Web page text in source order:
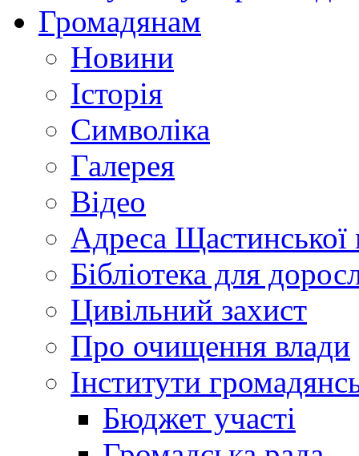
Громадянам
Новини
Історія
Символіка
Галерея
Відео
Адреса Щастинської
Бібліотека для
Цивільний захист
Про очищення влади
Інститути
Бюджет участі